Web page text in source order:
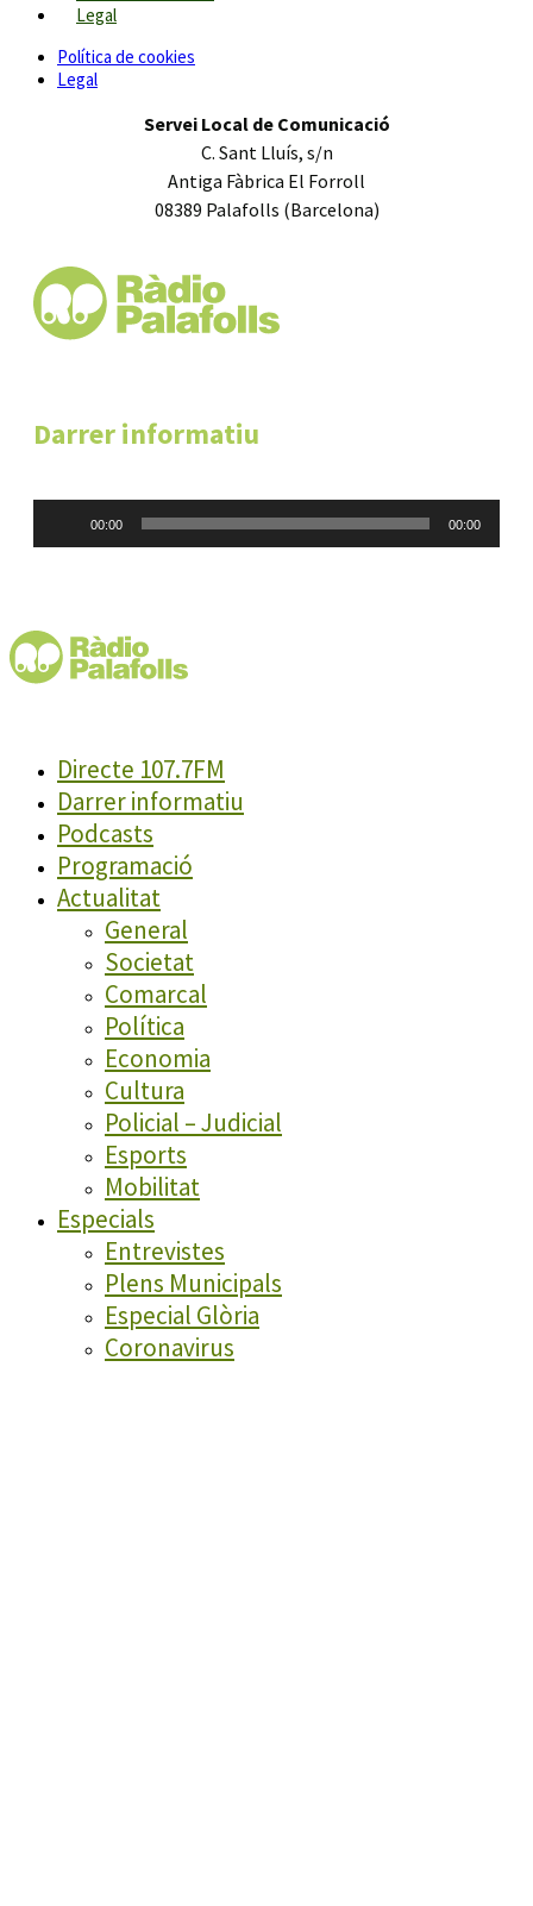
Legal
Política de cookies
Legal
Servei Local de Comunicació
C. Sant Lluís, s/n
Antiga Fàbrica El Forroll
08389 Palafolls (Barcelona)
Darrer informatiu
00:00 00:00
Directe 107.7FM
Darrer informatiu
Podcasts
Programació
Actualitat
General
Societat
Comarcal
Política
Economia
Cultura
Policial – Judicial
Esports
Mobilitat
Especials
Entrevistes
Plens Municipals
Especial Glòria
Coronavirus